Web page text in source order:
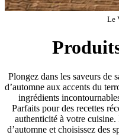
Le
Plongez dans les saveurs de
d’automne aux accents du
ingrédients
Parfaits pour des recettes
authenticité à votre
d’automne et choisissez des